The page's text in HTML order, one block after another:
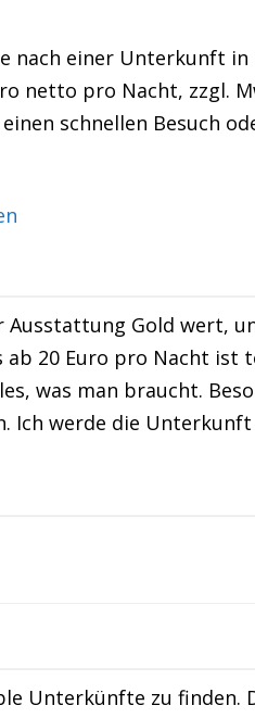
nach einer Unterkunft in
netto pro Nacht, zzgl.
schnellen Besuch
Gold wert,
20 Euro pro Nacht ist
was man braucht.
Ich werde die
Unterkünfte zu finden.